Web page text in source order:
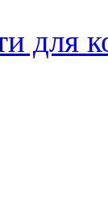
для